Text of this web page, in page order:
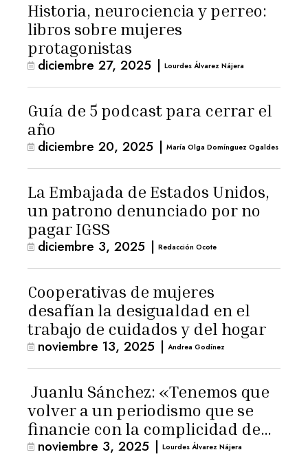
Historia, neurociencia y perreo:
libros sobre mujeres
protagonistas
diciembre 27, 2025 | Lourdes Álvarez Nájera
Guía de 5 podcast para cerrar el
año
diciembre 20, 2025 | María Olga Domínguez Ogaldes
La Embajada de Estados Unidos,
un patrono denunciado por no
pagar IGSS
diciembre 3, 2025 | Redacción Ocote
Cooperativas de mujeres
desafían la desigualdad en el
trabajo de cuidados y del hogar
noviembre 13, 2025 | Andrea Godínez
Juanlu Sánchez: «Tenemos que
volver a un periodismo que se
financie con la complicidad de
los lectores»
noviembre 3, 2025 | Lourdes Álvarez Nájera